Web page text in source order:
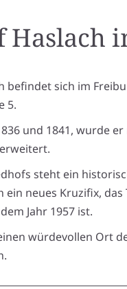
Haslach
befindet sich im
5.
und 1841, wurde
steht ein
ein neues Kruzifix, das
Jahr 1957 ist.
würdevollen Ort